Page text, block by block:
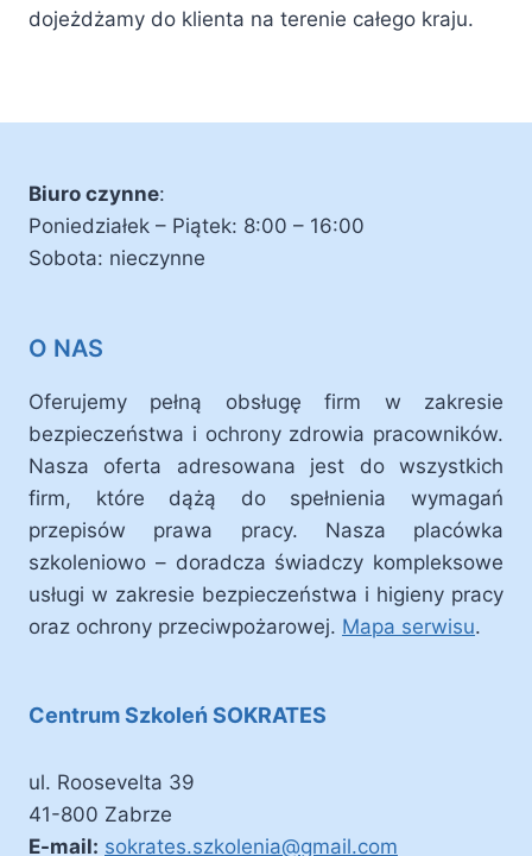
dojeżdżamy do klienta na terenie całego kraju.
Biuro czynne:
Poniedziałek – Piątek: 8:00 – 16:00
Sobota: nieczynne
O NAS
Oferujemy pełną obsługę firm w zakresie
bezpieczeństwa i ochrony zdrowia pracowników.
Nasza oferta adresowana jest do wszystkich
firm, które dążą do spełnienia wymagań
przepisów prawa pracy. Nasza placówka
szkoleniowo – doradcza świadczy kompleksowe
usługi w zakresie bezpieczeństwa i higieny pracy
oraz ochrony przeciwpożarowej. Mapa serwisu.
Centrum Szkoleń SOKRATES
ul. Roosevelta 39
41-800 Zabrze
E-mail: sokrates.szkolenia@gmail.com